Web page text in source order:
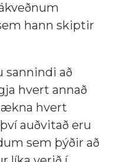
hann skiptir
sannindi að
hvert annað
hvert
auðvitað eru
sem þýðir að